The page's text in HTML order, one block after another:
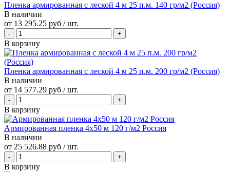
Пленка армированная с леской 4 м 25 п.м. 140 гр/м2 (Россия)
В наличии
от 13 295.25 руб / шт.
В корзину
Пленка армированная с леской 4 м 25 п.м. 200 гр/м2 (Россия)
В наличии
от 14 577.29 руб / шт.
В корзину
Армированная пленка 4х50 м 120 г/м2 Россия
В наличии
от 25 526.88 руб / шт.
В корзину